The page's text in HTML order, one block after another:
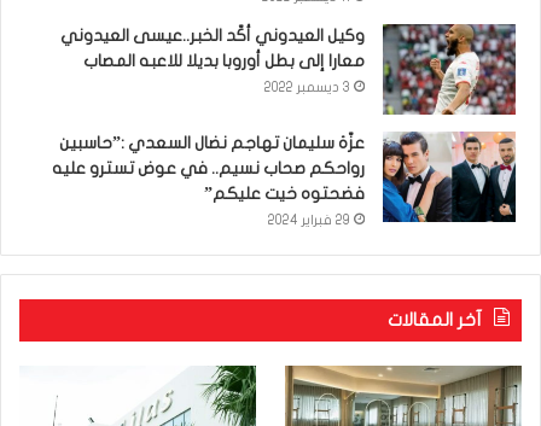
وكيل العيدوني أكّد الخبر..عيسى العيدوني
معارا إلى بطل أوروبا بديلا للاعبه المصاب
3 ديسمبر 2022
عزّة سليمان تهاجم نضال السعدي :”حاسبين
رواحكم صحاب نسيم.. في عوض تسترو عليه
فضحتوه خيت عليكم”
29 فبراير 2024
آخر المقالات